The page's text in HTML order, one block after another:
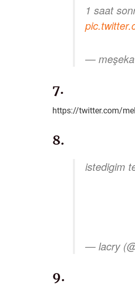
1 saat
— meşeka
7.
https://twitter.com/
8.
istedigim
— lacry
9.